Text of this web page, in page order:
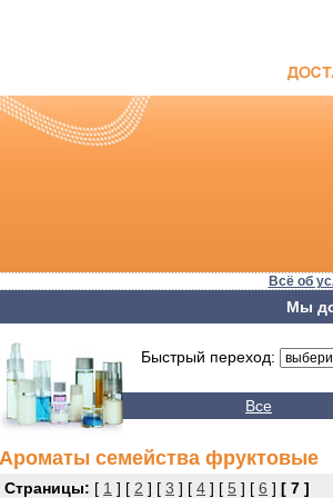
Всё об
Мы
Быстрый переход:
Все
Ароматы семейства фруктовые
Страницы: [ 1 ] [ 2 ] [ 3 ] [ 4 ] [ 5 ] [ 6 ] [ 7 ]